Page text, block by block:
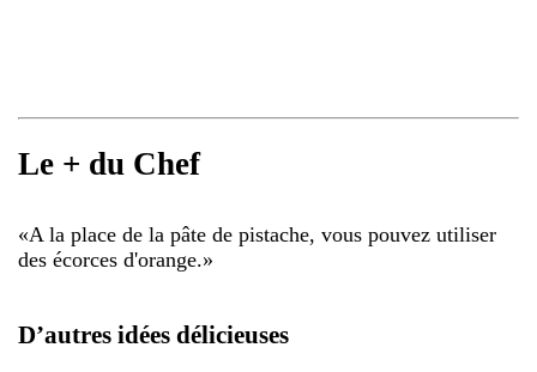
Le + du Chef
«A la place de la pâte de pistache, vous pouvez utiliser
des écorces d'orange.»
D’autres idées délicieuses